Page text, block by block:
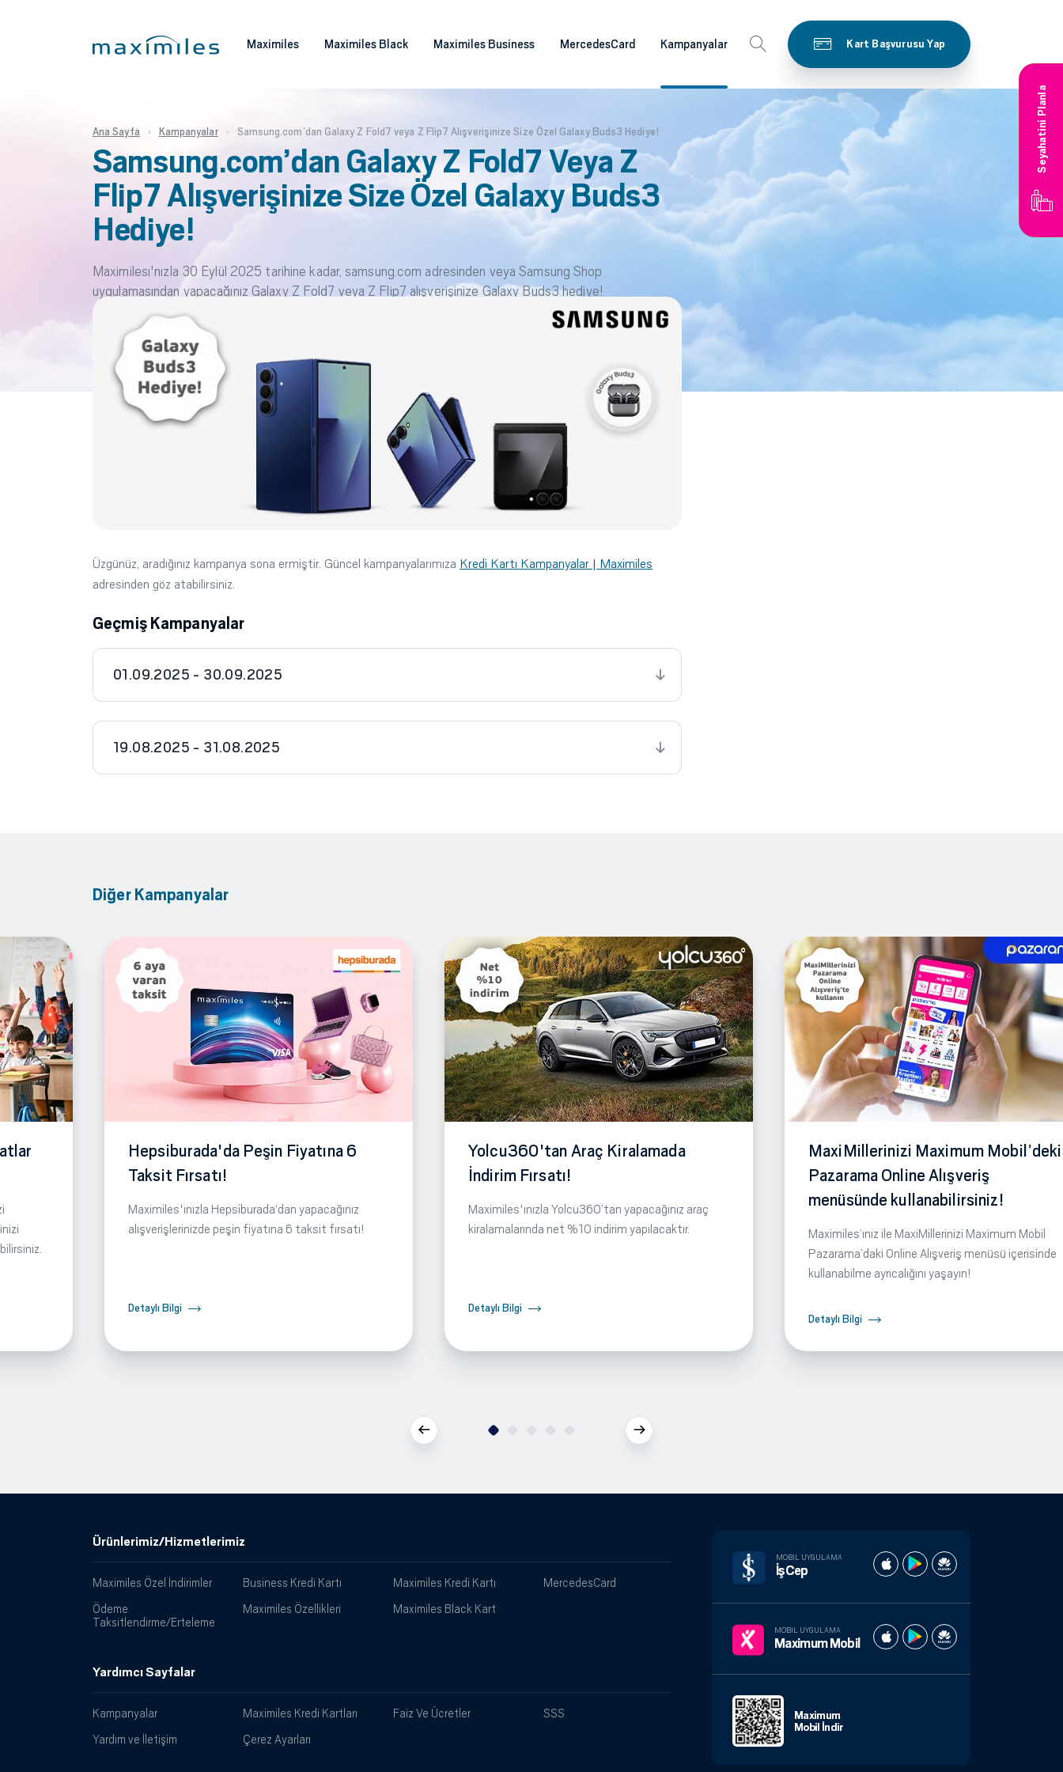
Maximiles Maximiles Black Maximiles Business MercedesCard Kampanyalar Kart Başvurusu Yap
Seyahatini Planla
Ana Sayfa Kampanyalar Samsung.com’dan Galaxy Z Fold7 veya Z Flip7 Alışverişinize Size Özel Galaxy Buds3 Hediye!
Samsung.com’dan Galaxy Z Fold7 Veya Z
Flip7 Alışverişinize Size Özel Galaxy Buds3
Hediye!
Maximilesı'nızla 30 Eylül 2025 tarihine kadar, samsung.com adresinden veya Samsung Shop
uygulamasından yapacağınız Galaxy Z Fold7 veya Z Flip7 alışverişinize Galaxy Buds3 hediye!
Üzgünüz, aradığınız kampanya sona ermiştir. Güncel kampanyalarımıza Kredi Kartı Kampanyalar | Maximiles
adresinden göz atabilirsiniz.
Geçmiş Kampanyalar
01.09.2025 - 30.09.2025
19.08.2025 - 31.08.2025
Diğer Kampanyalar
Hepsiburada'da Peşin Fiyatına 6
Taksit Fırsatı!
Maximiles'ınızla Hepsiburada‘dan yapacağınız
alışverişlerinizde peşin fiyatına 6 taksit fırsatı!
Detaylı Bilgi
Yolcu360'tan Araç Kiralamada
İndirim Fırsatı!
Maximiles'ınızla Yolcu360’tan yapacağınız araç
kiralamalarında net %10 indirim yapılacaktır.
Detaylı Bilgi
MaxiMillerinizi Maximum Mobil’deki
Pazarama Online Alışveriş
menüsünde kullanabilirsiniz!
Maximiles’ınız ile MaxiMillerinizi Maximum Mobil
Pazarama’daki Online Alışveriş menüsü içerisinde
kullanabilme ayrıcalığını yaşayın!
Detaylı Bilgi
Ürünlerimiz/Hizmetlerimiz
Maximiles Özel İndirimler Business Kredi Kartı Maximiles Kredi Kartı
MercedesCard
Ödeme
Taksitlendirme/Erteleme
Maximiles Özellikleri Maximiles Black Kart
Yardımcı Sayfalar
Kampanyalar Maximiles Kredi Kartları Faiz Ve Ücretler
SSS
Yardım ve İletişim
Çerez Ayarları
MOBIL UYGULAMA
İşCep
MOBIL UYGULAMA
Maximum Mobil
Maximum
Mobil İndir